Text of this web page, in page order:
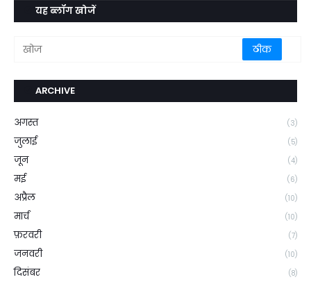
यह ब्लॉग खोजें
ARCHIVE
अगस्त (3)
जुलाई (5)
जून (4)
मई (6)
अप्रैल (10)
मार्च (10)
फ़रवरी (7)
जनवरी (10)
दिसंबर (8)